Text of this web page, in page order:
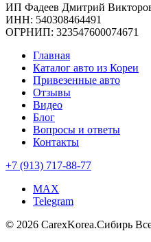
ИП Фадеев Дмитрий
ИНН: 540308464491
ОГРНИП: 323547600074671
Главная
Каталог авто из Кореи
Привезенные авто
Отзывы
Видео
Блог
Вопросы и ответы
Контакты
+7 (913) 717-88-77
MAX
Telegram
© 2026 CarexKorea.Сибирь